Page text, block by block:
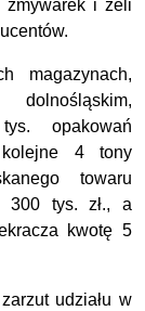
zmywarek i żeli
magazynach,
opakowań
4 tony
towaru
300 tys. zł., a
kwotę 5
udziału w